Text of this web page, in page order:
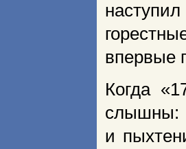
впервые
Когда
слышны:
и